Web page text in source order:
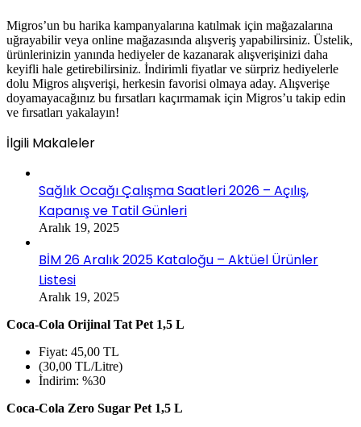
Migros’un bu harika kampanyalarına katılmak için mağazalarına
uğrayabilir veya online mağazasında alışveriş yapabilirsiniz. Üstelik,
ürünlerinizin yanında hediyeler de kazanarak alışverişinizi daha
keyifli hale getirebilirsiniz. İndirimli fiyatlar ve sürpriz hediyelerle
dolu Migros alışverişi, herkesin favorisi olmaya aday. Alışverişe
doyamayacağınız bu fırsatları kaçırmamak için Migros’u takip edin
ve fırsatları yakalayın!
İlgili Makaleler
Sağlık Ocağı Çalışma Saatleri 2026 – Açılış,
Kapanış ve Tatil Günleri
Aralık 19, 2025
BİM 26 Aralık 2025 Kataloğu – Aktüel Ürünler
Listesi
Aralık 19, 2025
Coca-Cola Orijinal Tat Pet 1,5 L
Fiyat: 45,00 TL
(30,00 TL/Litre)
İndirim: %30
Coca-Cola Zero Sugar Pet 1,5 L